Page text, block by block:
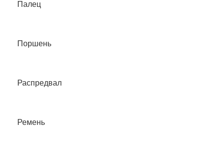
Палец
Поршень
Распредвал
Ремень